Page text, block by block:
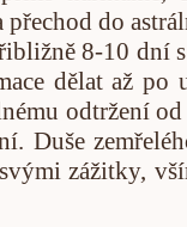
přechod do
8-10 dní
dělat až
odtržení
Duše
zážitky,